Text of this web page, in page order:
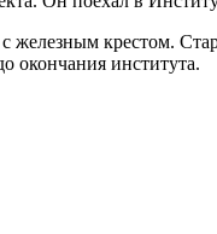
железным крестом.
окончания института.